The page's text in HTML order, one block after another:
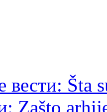
вести: Šta
Zašto